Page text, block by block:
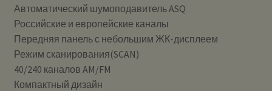
Автоматический шумоподавитель ASQ
Российские и европейские каналы
Передняя панель с небольшим ЖК-дисплеем
Режим сканирования(SCAN)
40/240 каналов AM/FM
Компактный дизайн